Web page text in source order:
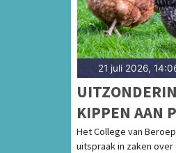
21 juli 2026,
KIPPEN AAN
IS NIET
Het College van
uitspraak in zaken